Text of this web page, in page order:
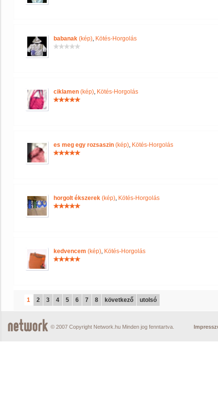
babanak (kép), Kötés-Horgolás
ciklamen (kép), Kötés-Horgolás
es meg egy rozsaszin (kép), Kötés-Horgolás
horgolt ékszerek (kép), Kötés-Horgolás
kedvencem (kép), Kötés-Horgolás
1 2 3 4 5 6 7 8 következő utolsó
© 2007 Copyright Network.hu Minden jog fenntartva.